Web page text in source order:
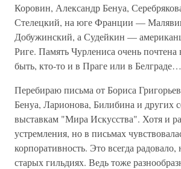
Коровин, Александр Бенуа,
Стелецкий, на юге Франции —
Добужинский, а Судейкин —
Риге. Память Чурлениса очень
быть, кто-то и в Праге или в Белграде…
Перебираю письма от Бориса
Бенуа, Ларионова, Билибина и других
выставкам "Мира Искусства". Хотя и
устремления, но в письмах
корпоративность. Это всегда
старых гильдиях. Ведь тоже